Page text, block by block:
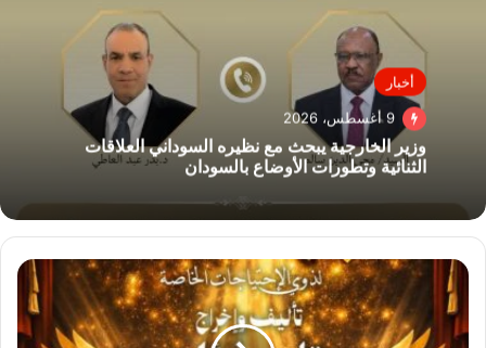
أخبار
9 أغسطس، 2026
وزير الخارجية يبحث مع نظيره السوداني العلاقات
الثنائية وتطورات الأوضاع بالسودان
كرسي
بجناحات”..
حكاية
مسرحية